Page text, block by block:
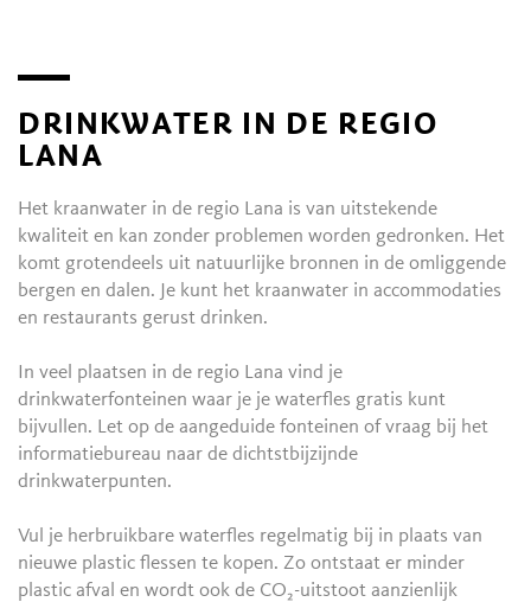
DRINKWATER IN DE REGIO
LANA
Het kraanwater in de regio Lana is van uitstekende
kwaliteit en kan zonder problemen worden gedronken. Het
komt grotendeels uit natuurlijke bronnen in de omliggende
bergen en dalen. Je kunt het kraanwater in accommodaties
en restaurants gerust drinken.
In veel plaatsen in de regio Lana vind je
drinkwaterfonteinen waar je je waterfles gratis kunt
bijvullen. Let op de aangeduide fonteinen of vraag bij het
informatiebureau naar de dichtstbijzijnde
drinkwaterpunten.
Vul je herbruikbare waterfles regelmatig bij in plaats van
nieuwe plastic flessen te kopen. Zo ontstaat er minder
plastic afval en wordt ook de CO₂-uitstoot aanzienlijk